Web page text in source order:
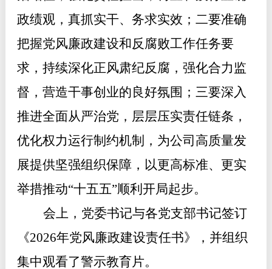
政绩观，真抓实干、务求实效；二要准确
把握党风廉政建设和反腐败工作任务要
求，持续深化正风肃纪反腐，强化合力监
督，营造干事创业的良好氛围；三要深入
推进全面从严治党，层层压实责任链条，
优化权力运行制约机制，为公司高质量发
展提供坚强组织保障，以更高标准、更实
举措推动“十五五”顺利开局起步。
会上，党委书记与各党支部书记签订
《2026年党风廉政建设责任书》，并组织
集中观看了警示教育片。